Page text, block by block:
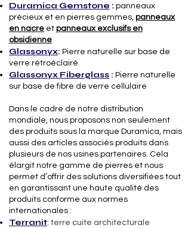
Duramica Gemstone : panneaux
précieux et en pierres gemmes, panneaux
en nacre et panneaux exclusifs en
obsidienne
Glassonyx: Pierre naturelle sur base de
verre rétroéclairé
Glassonyx Fiberglass : Pierre naturelle
sur base de fibre de verre cellulaire
Dans le cadre de notre distribution
mondiale, nous proposons non seulement
des produits sous la marque Duramica, mais
aussi des articles associés produits dans
plusieurs de nos usines partenaires. Cela
élargit notre gamme de pierres et nous
permet d’offrir des solutions diversifiées tout
en garantissant une haute qualité des
produits conforme aux normes
internationales :
Terranit: terre cuite architecturale